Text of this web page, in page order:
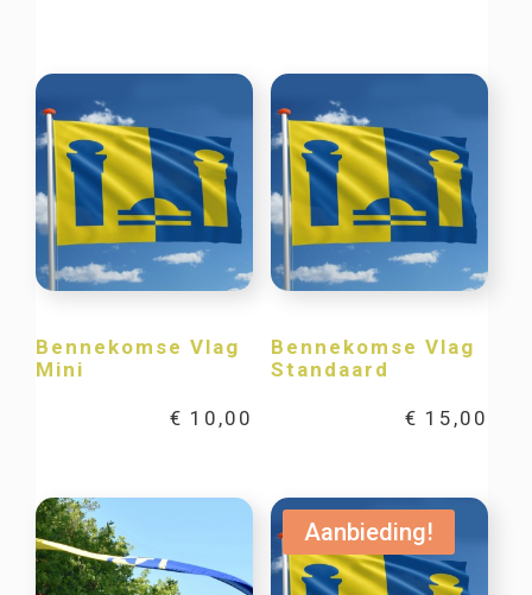
Bennekomse Vlag
Mini
€ 10,00
Bennekomse Vlag
Standaard
€ 15,00
Aanbieding!